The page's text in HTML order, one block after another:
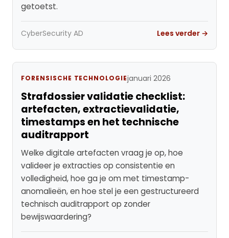
getoetst.
CyberSecurity AD Lees verder →
FORENSISCHE TECHNOLOGIEjanuari 2026
Strafdossier validatie checklist:
artefacten, extractievalidatie,
timestamps en het technische
auditrapport
Welke digitale artefacten vraag je op, hoe
valideer je extracties op consistentie en
volledigheid, hoe ga je om met timestamp-
anomalieën, en hoe stel je een gestructureerd
technisch auditrapport op zonder
bewijswaardering?